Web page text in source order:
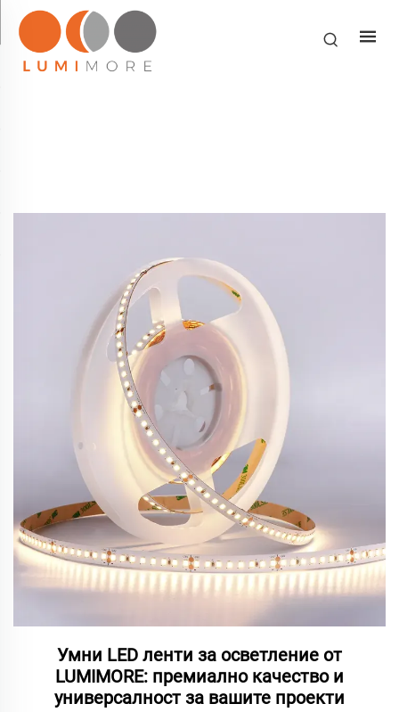
Умни LED ленти за осветление от
LUMIMORE: премиално качество и
универсалност за вашите проекти